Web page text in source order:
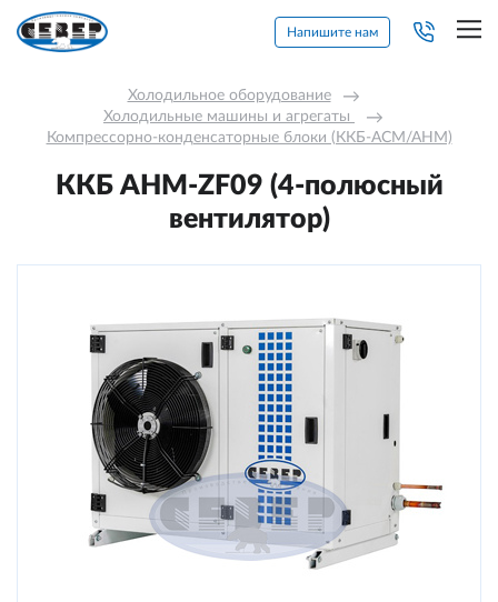
Напишите нам
Холодильное оборудование →
Холодильные машины и агрегаты →
Компрессорно-конденсаторные блоки (ККБ-АСМ/АНМ)
ККБ AНM-ZF09 (4-полюсный
вентилятор)